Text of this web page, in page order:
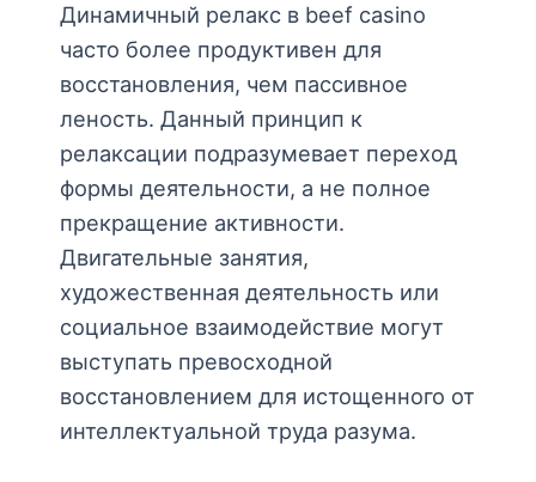
Динамичный релакс в beef casino
часто более продуктивен для
восстановления, чем пассивное
леность. Данный принцип к
релаксации подразумевает переход
формы деятельности, а не полное
прекращение активности.
Двигательные занятия,
художественная деятельность или
социальное взаимодействие могут
выступать превосходной
восстановлением для истощенного от
интеллектуальной труда разума.